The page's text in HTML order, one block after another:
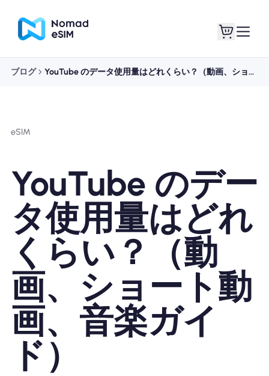
ショッププラン
eSIMについて
Nomad eSIMを使用する理由
eSIMの使用
ブログ YouTube のデータ使用量はどれくらい？（動画、ショート動画、音楽ガイド）
eSIM
YouTube のデー
タ使用量はどれ
くらい？（動
画、ショート動
画、音楽ガイ
ド）